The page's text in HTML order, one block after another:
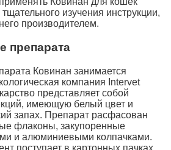
изучения инструкции,
производителем.
препарата
Ковинан занимается
компания Intervet
представляет собой
имеющую белый цвет и
запах. Препарат расфасован
флаконы, закупоренные
и алюминиевыми колпачками.
поступает в картонных пачках.